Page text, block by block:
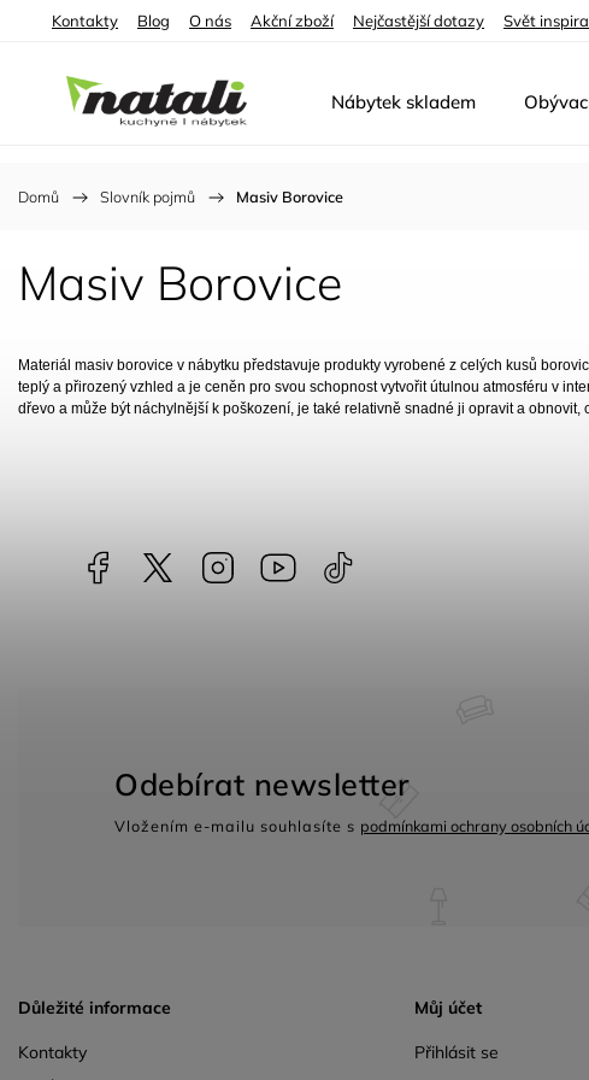
Kontakty Blog O nás Akční zboží Nejčastější dotazy Svět
Nábytek skladem
Domů / Slovník pojmů / Masiv Borovice
Masiv Borovice
Materiál masiv borovice v nábytku představuje produkty vyrobené z celých kusů
teplý a přirozený vzhled a je ceněn pro svou schopnost vytvořit útulnou atmosféru v
dřevo a může být náchylnější k poškození, je také relativně snadné ji opravit a
Facebook NataliNabytek
InstagramYouTube
Důležité informace
Kontakty
Můj účet
Přihlásit se
Odebírat newsletter
Vložením e-mailu souhlasíte s podmínkami ochrany osobních